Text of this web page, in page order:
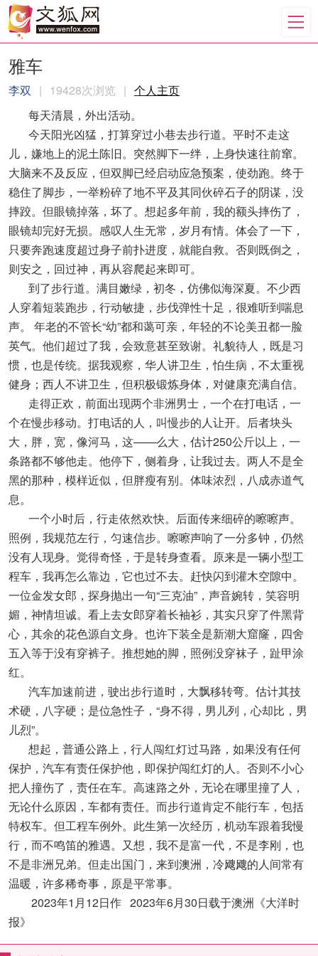
雅车
李双 | 19428次浏览 | 个人主页
每天清晨，外出活动。
今天阳光凶猛，打算穿过小巷去步行道。平时不走这
儿，嫌地上的泥土陈旧。突然脚下一绊，上身快速往前窜。
大脑来不及反应，但双脚已经启动应急预案，使劲跑。终于
稳住了脚步，一举粉碎了地不平及其同伙碎石子的阴谋，没
摔跤。但眼镜掉落，坏了。想起多年前，我的额头摔伤了，
眼镜却完好无损。感叹人生无常，岁月有情。体会了一下，
只要奔跑速度超过身子前扑进度，就能自救。否则既倒之，
则安之，回过神，再从容爬起来即可。
到了步行道。满目嫩绿，初冬，仿佛似海深夏。不少西
人穿着短装跑步，行动敏捷，步伐弹性十足，很难听到喘息
声。 年老的不管长“幼”都和蔼可亲，年轻的不论美丑都一脸
英气。他们超过了我，会致意甚至致谢。礼貌待人，既是习
惯，也是传统。据我观察，华人讲卫生，怕生病，不太重视
健身；西人不讲卫生，但积极锻炼身体，对健康充满自信。
走得正欢，前面出现两个非洲男士，一个在打电话，一
个在慢步移动。打电话的人，叫慢步的人让开。后者块头
大，胖，宽，像河马，这——么大，估计250公斤以上，一
条路都不够他走。他停下，侧着身，让我过去。两人不是全
黑的那种，模样近似，但胖瘦有别。体味浓烈，八成赤道气
息。
一个小时后，行走依然欢快。后面传来细碎的嚓嚓声。
照例，我规范左行，匀速信步。嚓嚓声响了一分多钟，仍然
没有人现身。觉得奇怪，于是转身查看。原来是一辆小型工
程车，我再怎么靠边，它也过不去。赶快闪到灌木空隙中。
一位金发女郎，探身抛出一句“三克油”，声音婉转，笑容明
媚，神情坦诚。看上去女郎穿着长袖衫，其实只穿了件黑背
心，其余的花色源自文身。也许下装全是新潮大窟窿，四舍
五入等于没有穿裤子。推想她的脚，照例没穿袜子，趾甲涂
红。
汽车加速前进，驶出步行道时，大飘移转弯。估计其技
术硬，八字硬；是位急性子，“身不得，男儿列，心却比，男
儿烈”。
想起，普通公路上，行人闯红灯过马路，如果没有任何
保护，汽车有责任保护他，即保护闯红灯的人。否则不小心
把人撞伤了，责任在车。高速路之外，无论在哪里撞了人，
无论什么原因，车都有责任。而步行道肯定不能行车，包括
特权车。但工程车例外。此生第一次经历，机动车跟着我慢
行，而不鸣笛的雅遇。又想，我不是富一代，不是李刚，也
不是非洲兄弟。但走出国门，来到澳洲，冷飕飕的人间常有
温暖，许多稀奇事，原是平常事。
2023年1月12日作 2023年6月30日载于澳洲《大洋时
报》